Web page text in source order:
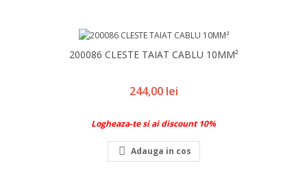
200086 CLESTE TAIAT CABLU 10MM²
Pret
244,00 lei
Logheaza-te si ai discount 10%
 Adauga in cos